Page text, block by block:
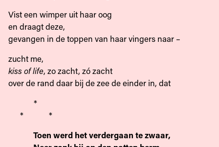
Vist een wimper uit haar oog
en draagt deze,
gevangen in de toppen van haar vingers naar –
zucht me,
kiss of life, zo zacht, zó zacht
over de rand daar bij de zee de einder in, dat
*
* *
Toen werd het verdergaan te zwaar,